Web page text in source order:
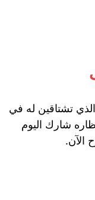
تشتاقين له في
شارك اليوم
الآن.